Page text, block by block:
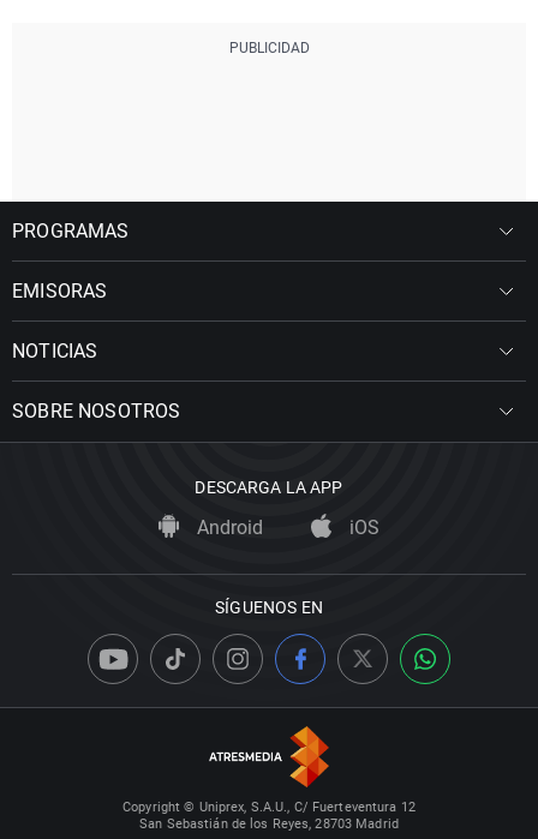
PROGRAMAS
EMISORAS
NOTICIAS
SOBRE NOSOTROS
DESCARGA LA APP
Android iOS
SÍGUENOS EN
Copyright © Uniprex, S.A.U., C/ Fuerteventura 12
San Sebastián de los Reyes, 28703 Madrid